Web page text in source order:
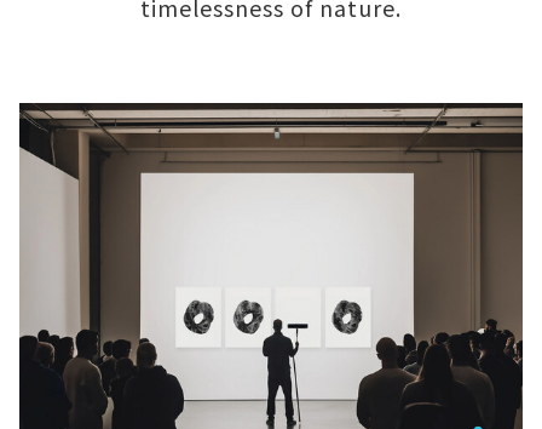
timelessness of nature.